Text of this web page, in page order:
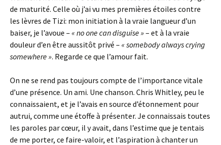
de maturité. Celle où j’ai vu mes premières étoiles contre
les lèvres de Tizi: mon initiation à la vraie langueur d’un
baiser, je l’avoue – « no one can disguise » – et à la vraie
douleur d’en être aussitôt privé – « somebody always crying
somewhere ». Regarde ce que l’amour fait.
On ne se rend pas toujours compte de l’importance vitale
d’une présence. Un ami. Une chanson. Chris Whitley, peu le
connaissaient, et je l’avais en source d’étonnement pour
autrui, comme une étoffe à présenter. Je connaissais toutes
les paroles par cœur, il y avait, dans l’estime que je tentais
de me porter, ce faire-valoir, et l’aspiration à chanter un